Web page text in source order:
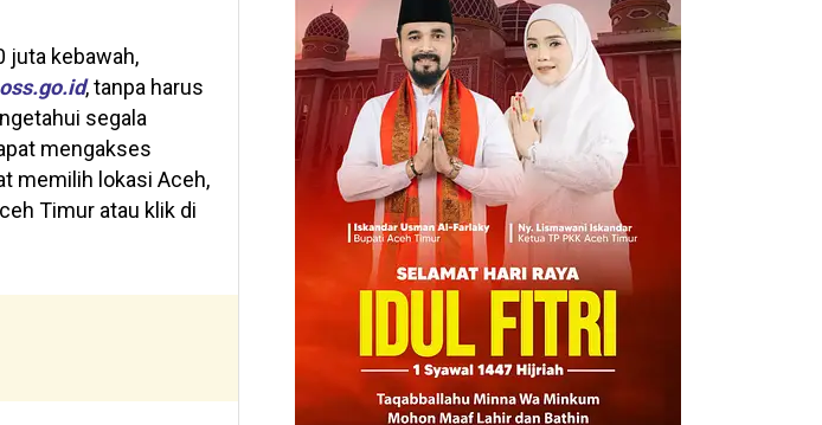
juta kebawah,
oss.go.id, tanpa harus
segala
mengakses
memilih lokasi Aceh,
Timur atau klik di